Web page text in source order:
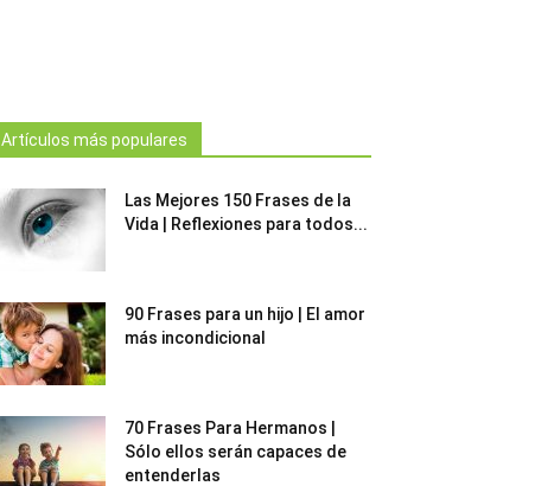
Artículos más populares
Las Mejores 150 Frases de la
Vida | Reflexiones para todos...
90 Frases para un hijo | El amor
más incondicional
70 Frases Para Hermanos |
Sólo ellos serán capaces de
entenderlas